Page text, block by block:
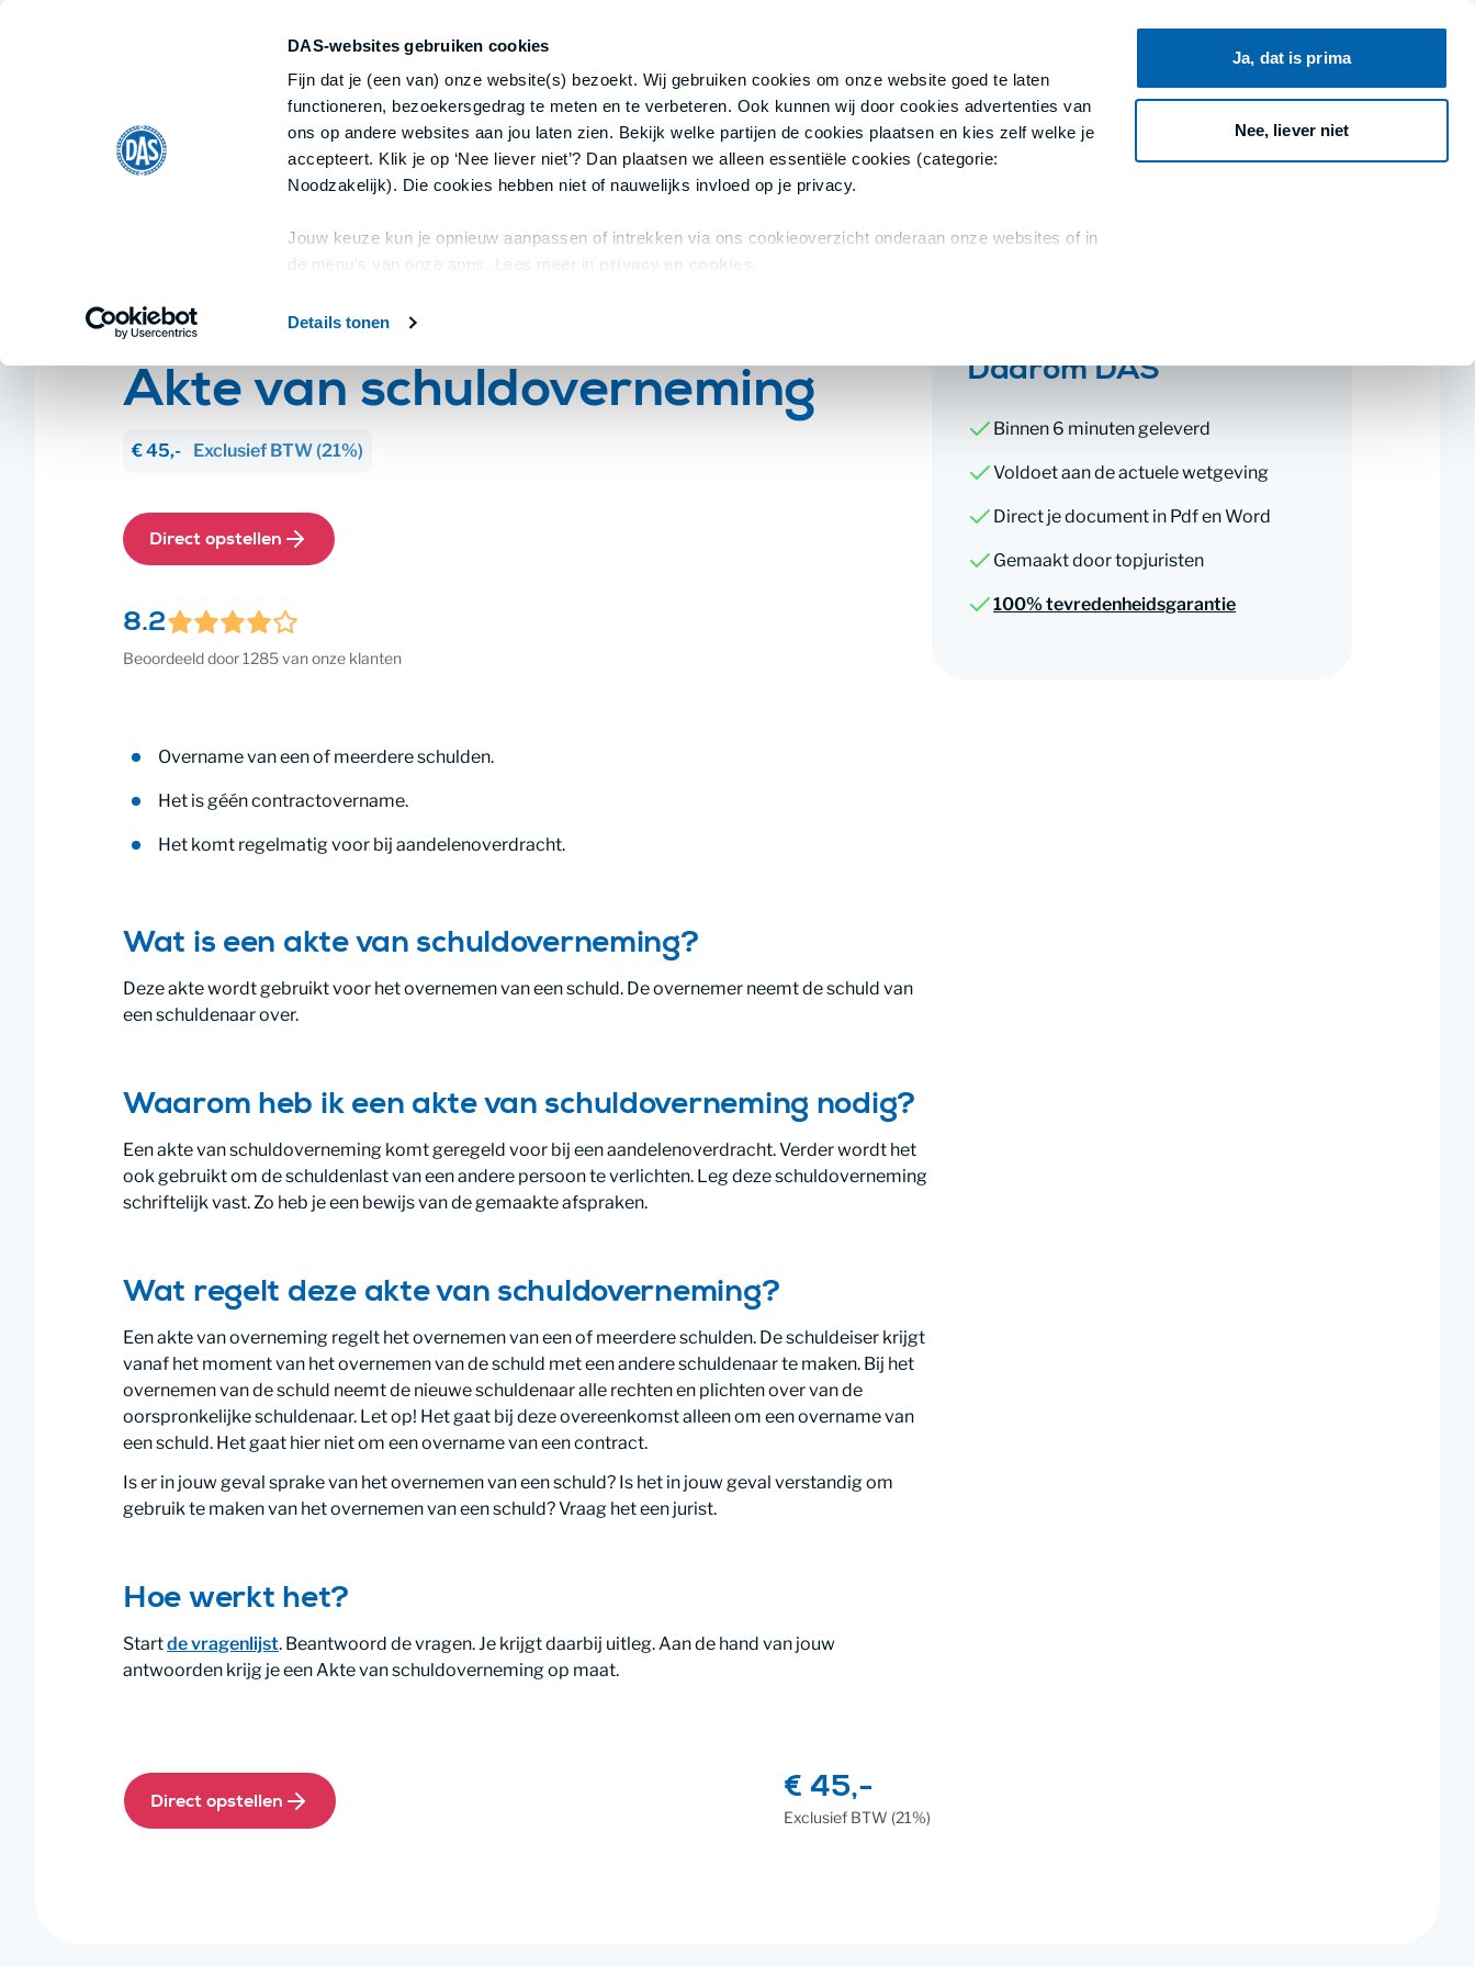
DAS-websites gebruiken cookies
Fijn dat je (een van) onze website(s) bezoekt. Wij gebruiken cookies om onze website goed te laten
functioneren, bezoekersgedrag te meten en te verbeteren. Ook kunnen wij door cookies advertenties van
ons op andere websites aan jou laten zien. Bekijk welke partijen de cookies plaatsen en kies zelf welke je
accepteert. Klik je op ‘Nee liever niet’? Dan plaatsen we alleen essentiële cookies (categorie:
Noodzakelijk). Die cookies hebben niet of nauwelijks invloed op je privacy.
Jouw keuze kun je opnieuw aanpassen of intrekken via ons cookieoverzicht onderaan onze websites of in
de menu’s van onze apps. Lees meer in privacy en cookies
Details tonen
Ja, dat is prima
Nee, liever niet
Akte van schuldoverneming
BV
Akte van schuldoverneming
€ 45,- Exclusief BTW(21%)
Direct opstellen
8.2
Beoordeeld door 1285 van onze klanten
Overname van een of meerdere schulden.
Het is géén contractovername.
Het komt regelmatig voor bij aandelenoverdracht.
Wat is een akte van schuldoverneming?
Deze akte wordt gebruikt voor het overnemen van een schuld. De overnemer neemt de schuld van
een schuldenaar over.
Waarom heb ik een akte van schuldoverneming nodig?
Een akte van schuldoverneming komt geregeld voor bij een aandelenoverdracht. Verder wordt het
ook gebruikt om de schuldenlast van een andere persoon te verlichten. Leg deze schuldoverneming
schriftelijk vast. Zo heb je een bewijs van de gemaakte afspraken.
Wat regelt deze akte van schuldoverneming?
Een akte van overneming regelt het overnemen van een of meerdere schulden. De schuldeiser krijgt
vanaf het moment van het overnemen van de schuld met een andere schuldenaar te maken. Bij het
overnemen van de schuld neemt de nieuwe schuldenaar alle rechten en plichten over van de
oorspronkelijke schuldenaar. Let op! Het gaat bij deze overeenkomst alleen om een overname van
een schuld. Het gaat hier niet om een overname van een contract.
Is er in jouw geval sprake van het overnemen van een schuld? Is het in jouw geval verstandig om
gebruik te maken van het overnemen van een schuld? Vraag het een jurist.
Hoe werkt het?
Startde vragenlijst. Beantwoord de vragen. Je krijgt daarbij uitleg. Aan de hand van jouw
antwoorden krijg je een Akte van schuldoverneming op maat.
€ 45,-
Exclusief BTW (21%)
Direct opstellen
Daarom DAS
Binnen 6 minuten geleverd
Voldoet aan de actuele wetgeving
Direct je document in Pdf en Word
Gemaakt door topjuristen
100% tevredenheidsgarantie